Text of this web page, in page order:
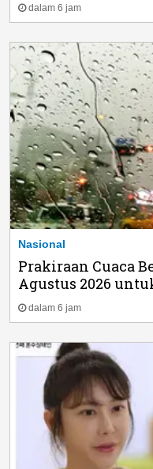
dalam 6 jam
Nasional
Prakiraan Cuaca
Agustus 2026
dalam 6 jam